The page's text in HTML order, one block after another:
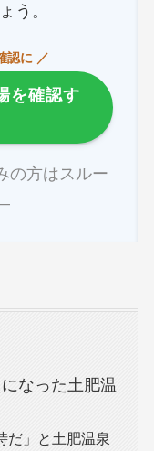
う。
認に ／
を確認す
の方はスルー
なった土肥温
だ」と土肥温泉